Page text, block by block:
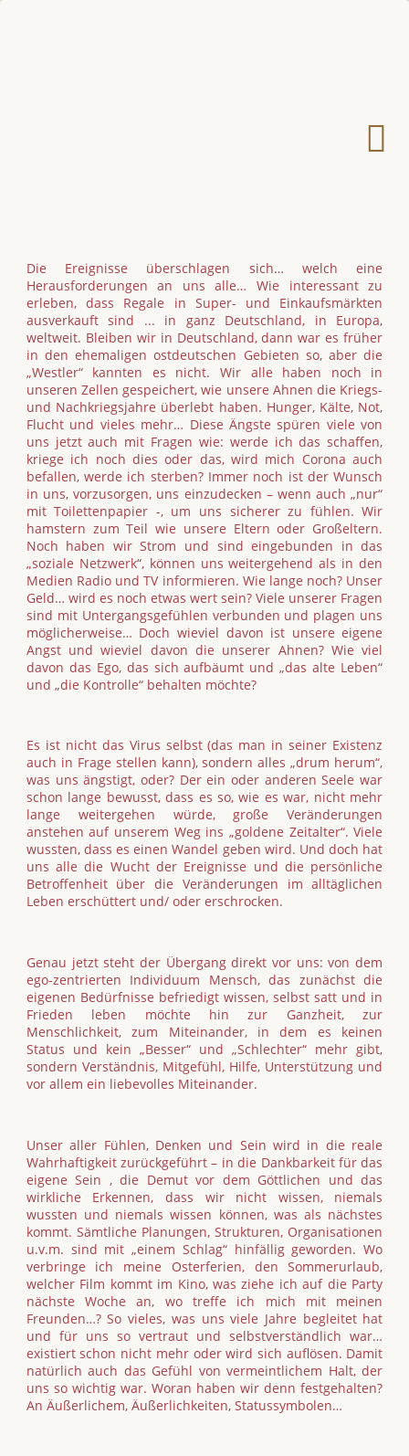
Die Ereignisse überschlagen sich… welch eine
Herausforderungen an uns alle… Wie interessant zu
erleben, dass Regale in Super- und Einkaufsmärkten
ausverkauft sind ... in ganz Deutschland, in Europa,
weltweit. Bleiben wir in Deutschland, dann war es früher
in den ehemaligen ostdeutschen Gebieten so, aber die
„Westler“ kannten es nicht. Wir alle haben noch in
unseren Zellen gespeichert, wie unsere Ahnen die Kriegs-
und Nachkriegsjahre überlebt haben. Hunger, Kälte, Not,
Flucht und vieles mehr… Diese Ängste spüren viele von
uns jetzt auch mit Fragen wie: werde ich das schaffen,
kriege ich noch dies oder das, wird mich Corona auch
befallen, werde ich sterben? Immer noch ist der Wunsch
in uns, vorzusorgen, uns einzudecken – wenn auch „nur“
mit Toilettenpapier -, um uns sicherer zu fühlen. Wir
hamstern zum Teil wie unsere Eltern oder Großeltern.
Noch haben wir Strom und sind eingebunden in das
„soziale Netzwerk“, können uns weitergehend als in den
Medien Radio und TV informieren. Wie lange noch? Unser
Geld… wird es noch etwas wert sein? Viele unserer Fragen
sind mit Untergangsgefühlen verbunden und plagen uns
möglicherweise… Doch wieviel davon ist unsere eigene
Angst und wieviel davon die unserer Ahnen? Wie viel
davon das Ego, das sich aufbäumt und „das alte Leben“
und „die Kontrolle“ behalten möchte?
Es ist nicht das Virus selbst (das man in seiner Existenz
auch in Frage stellen kann), sondern alles „drum herum“,
was uns ängstigt, oder? Der ein oder anderen Seele war
schon lange bewusst, dass es so, wie es war, nicht mehr
lange weitergehen würde, große Veränderungen
anstehen auf unserem Weg ins „goldene Zeitalter“. Viele
wussten, dass es einen Wandel geben wird. Und doch hat
uns alle die Wucht der Ereignisse und die persönliche
Betroffenheit über die Veränderungen im alltäglichen
Leben erschüttert und/ oder erschrocken.
Genau jetzt steht der Übergang direkt vor uns: von dem
ego-zentrierten Individuum Mensch, das zunächst die
eigenen Bedürfnisse befriedigt wissen, selbst satt und in
Frieden leben möchte hin zur Ganzheit, zur
Menschlichkeit, zum Miteinander, in dem es keinen
Status und kein „Besser“ und „Schlechter“ mehr gibt,
sondern Verständnis, Mitgefühl, Hilfe, Unterstützung und
vor allem ein liebevolles Miteinander.
Unser aller Fühlen, Denken und Sein wird in die reale
Wahrhaftigkeit zurückgeführt – in die Dankbarkeit für das
eigene Sein , die Demut vor dem Göttlichen und das
wirkliche Erkennen, dass wir nicht wissen, niemals
wussten und niemals wissen können, was als nächstes
kommt. Sämtliche Planungen, Strukturen, Organisationen
u.v.m. sind mit „einem Schlag“ hinfällig geworden. Wo
verbringe ich meine Osterferien, den Sommerurlaub,
welcher Film kommt im Kino, was ziehe ich auf die Party
nächste Woche an, wo treffe ich mich mit meinen
Freunden…? So vieles, was uns viele Jahre begleitet hat
und für uns so vertraut und selbstverständlich war…
existiert schon nicht mehr oder wird sich auflösen. Damit
natürlich auch das Gefühl von vermeintlichem Halt, der
uns so wichtig war. Woran haben wir denn festgehalten?
An Äußerlichem, Äußerlichkeiten, Statussymbolen…